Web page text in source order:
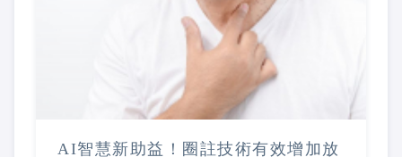
AI智慧新助益！圈註技術有效增加放